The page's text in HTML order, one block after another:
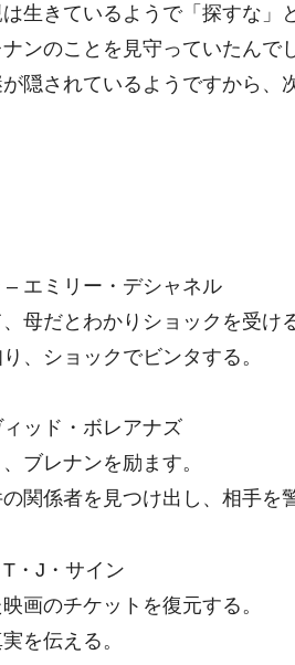
生きているようで「探すな」
ンのことを見守っていたんで
隠されているようですから、
エミリー・デシャネル
母だとわかりショックを受ける
、ショックでビンタする。
ッド・ボレアナズ
ブレナンを励ます。
関係者を見つけ出し、相手を
・J・サイン
画のチケットを復元する。
を伝える。